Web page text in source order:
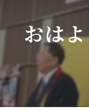
おは